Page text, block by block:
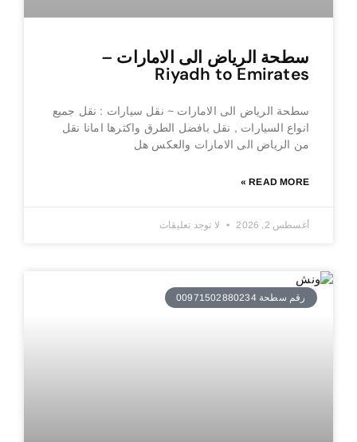
سطحة الرياض الى الامارات –
Riyadh to Emirates
سطحة الرياض الى الامارات ~ نقل سيارات : نقل جميع
انواع السيارات , نقل بافضل الطرق واكثرها امانا نقل
من الرياض الى الامارات والعكس هل
READ MORE »
أغسطس 2, 2026 لا توجد تعليقات
رقم سطحة 00971502880234